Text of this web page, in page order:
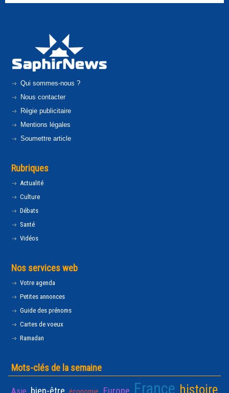
Qui sommes-nous ?
Nous contacter
Régie publicitaire
Mentions légales
Soumettre article
Rubriques
Actualité
Culture
Débats
Santé
Vidéos
Nos services web
Votre agenda
Petites annonces
Guide des prénoms
Cartes de voeux
Ramadan
Mots-clés de la semaine
Asie France histoire